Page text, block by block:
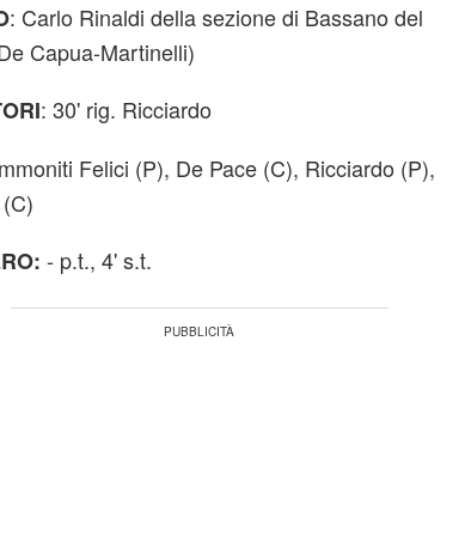
: Carlo Rinaldi della sezione di Bassano del
Capua-Martinelli)
: 30' rig. Ricciardo
Felici (P), De Pace (C), Ricciardo (P),
- p.t., 4' s.t.